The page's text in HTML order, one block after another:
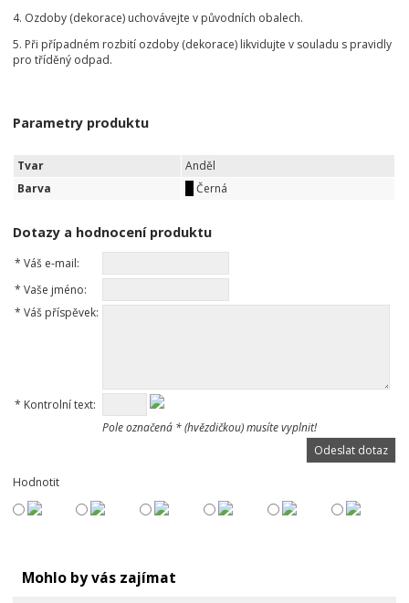
4. Ozdoby (dekorace) uchovávejte v původních obalech.
5. Při případném rozbití ozdoby (dekorace) likvidujte v souladu s pravidly
pro tříděný odpad.
Parametry produktu
Tvar
Anděl
Barva
Černá
Dotazy a hodnocení produktu
* Váš e-mail:
* Vaše jméno:
* Váš příspěvek:
* Kontrolní text:
Pole označená * (hvězdičkou) musíte vyplnit!
Hodnotit
Mohlo by vás zajímat